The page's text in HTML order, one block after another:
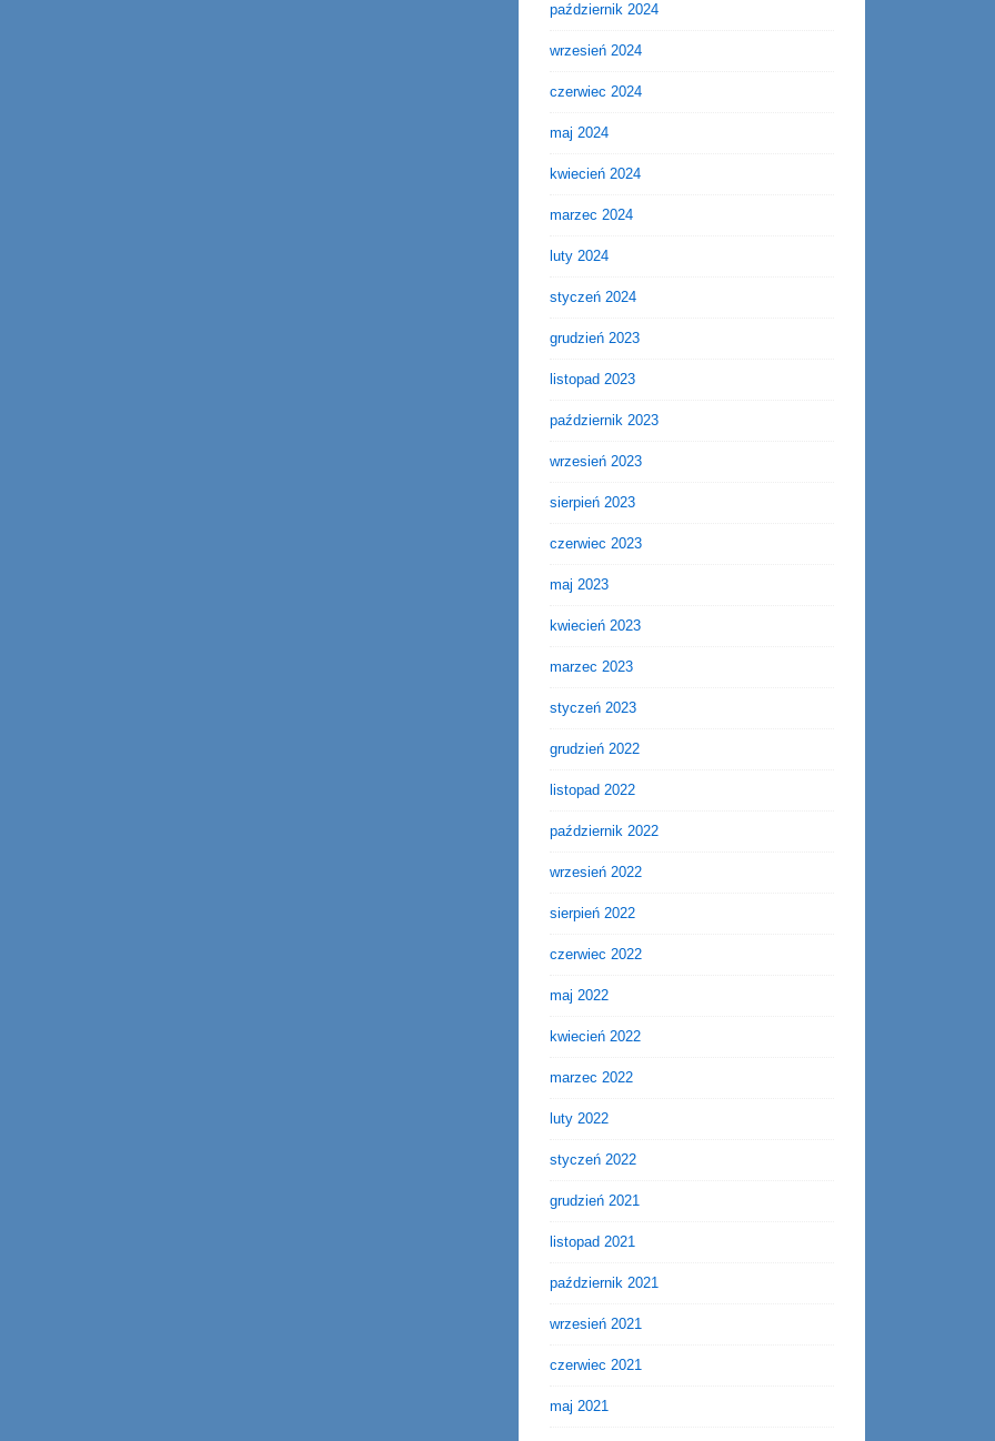
październik 2024
wrzesień 2024
czerwiec 2024
maj 2024
kwiecień 2024
marzec 2024
luty 2024
styczeń 2024
grudzień 2023
listopad 2023
październik 2023
wrzesień 2023
sierpień 2023
czerwiec 2023
maj 2023
kwiecień 2023
marzec 2023
styczeń 2023
grudzień 2022
listopad 2022
październik 2022
wrzesień 2022
sierpień 2022
czerwiec 2022
maj 2022
kwiecień 2022
marzec 2022
luty 2022
styczeń 2022
grudzień 2021
listopad 2021
październik 2021
wrzesień 2021
czerwiec 2021
maj 2021